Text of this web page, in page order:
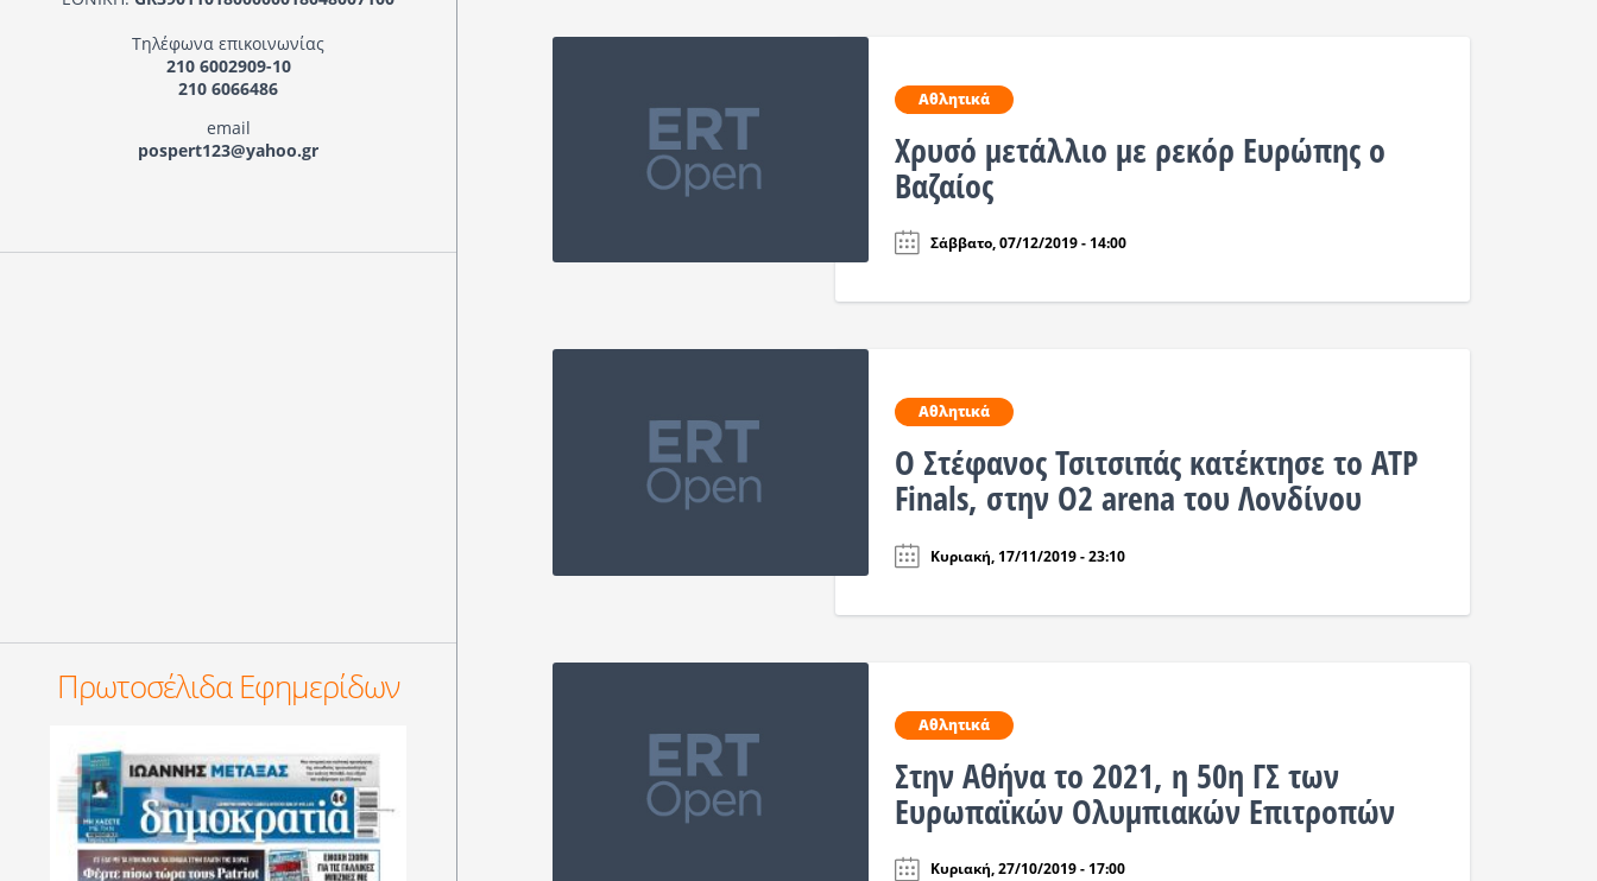
Αθλητικά
Χρυσό μετάλλιο με ρεκόρ Ευρώπης ο
Βαζαίος
Σάββατο, 07/12/2019 - 14:00
Αθλητικά
Ο Στέφανος Τσιτσιπάς κατέκτησε το ATP
Finals, στην Ο2 arena του Λονδίνου
Κυριακή, 17/11/2019 - 23:10
Αθλητικά
Στην Αθήνα το 2021, η 50η ΓΣ των
Ευρωπαϊκών Ολυμπιακών Επιτροπών
Κυριακή, 27/10/2019 - 17:00
Τηλέφωνα επικοινωνίας
210 6002909-10
210 6066486
email
pospert123@yahoo.gr
Πρωτοσέλιδα Εφημερίδων